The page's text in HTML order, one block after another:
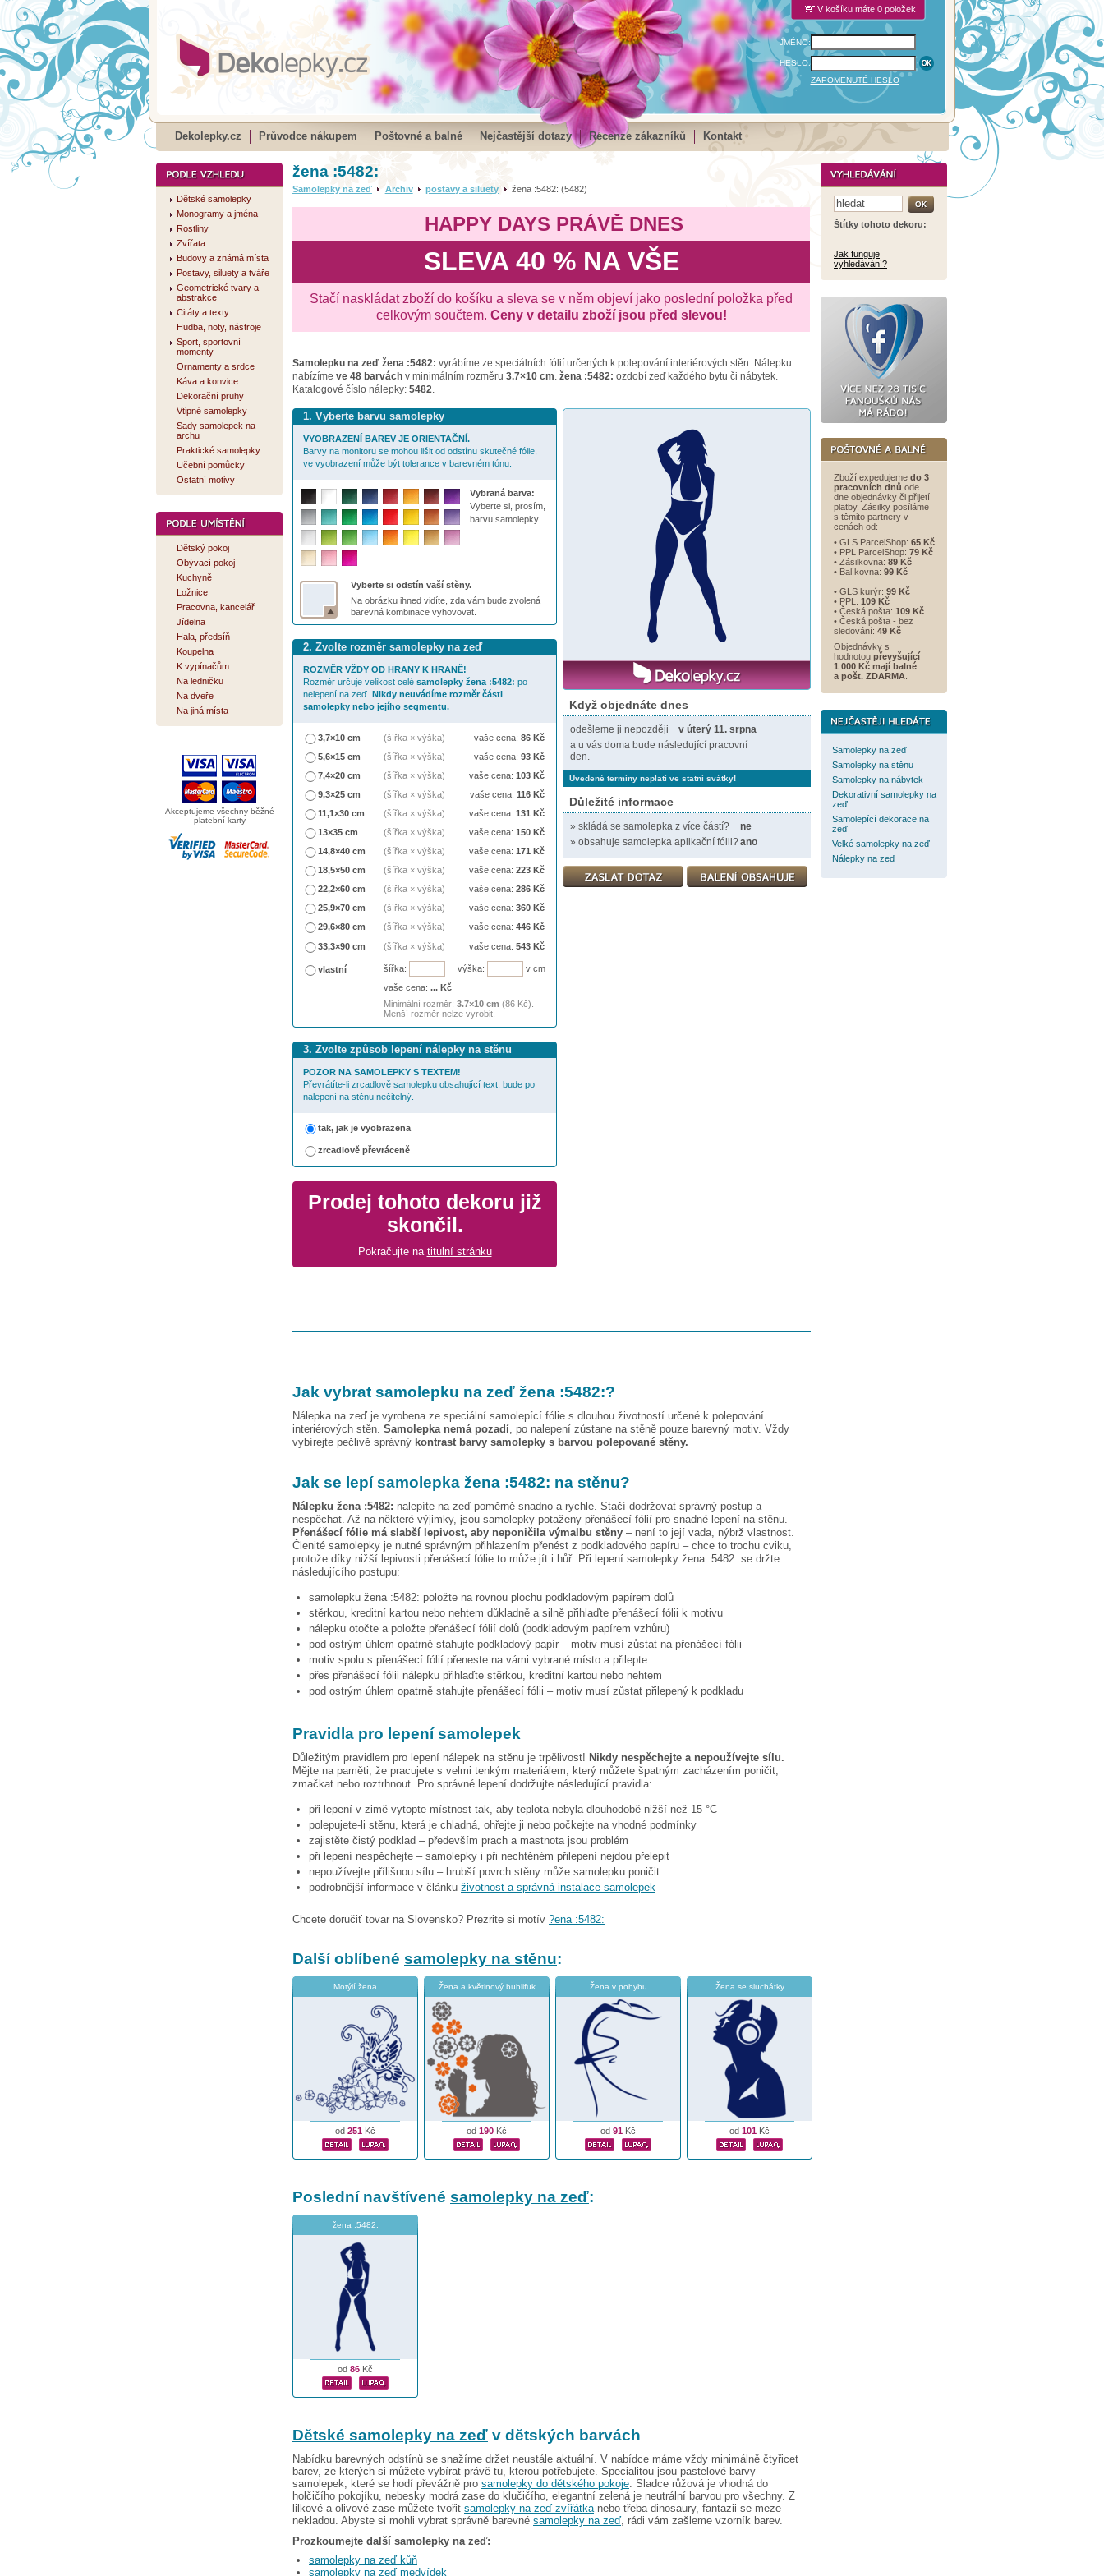
V košíku máte 0 položek
JMÉNO:
HESLO:
ZAPOMENUTÉ HESLO
Dekolepky.cz Průvodce nákupem Poštovné a balné Nejčastější dotazy Recenze zákazníků Kontakt
Dětské samolepky
Monogramy a jména
Rostliny
Zvířata
Budovy a známá místa
Postavy, siluety a tváře
Geometrické tvary a
abstrakce
Citáty a texty
Hudba, noty, nástroje
Sport, sportovní
momenty
Ornamenty a srdce
Káva a konvice
Dekorační pruhy
Vtipné samolepky
Sady samolepek na
archu
Praktické samolepky
Učební pomůcky
Ostatní motivy
Dětský pokoj
Obývací pokoj
Kuchyně
Ložnice
Pracovna, kancelář
Jídelna
Hala, předsíň
Koupelna
K vypínačům
Na ledničku
Na dveře
Na jiná místa
Akceptujeme všechny běžné
platební karty
žena :5482:
Samolepky na zeď Archiv postavy a siluety žena :5482: (5482)
HAPPY DAYS PRÁVĚ DNES
SLEVA 40 % NA VŠE
Stačí naskládat zboží do košíku a sleva se v něm objeví jako poslední položka před
celkovým součtem. Ceny v detailu zboží jsou před slevou!
Samolepku na zeď žena :5482: vyrábíme ze speciálních fólií určených k polepování interiérových stěn. Nálepku
nabízíme ve 48 barvách v minimálním rozměru 3.7×10 cm. žena :5482: ozdobí zeď každého bytu či nábytek.
Katalogové číslo nálepky: 5482.
Když objednáte dnes
odešleme ji nepozději
v úterý 11. srpna
a u vás doma bude následující pracovní
den.
Uvedené termíny neplatí ve statní svátky!
Důležité informace
» skládá se samolepka z více částí?
ne
» obsahuje samolepka aplikační fólii?ano
1. Vyberte barvu samolepky
VYOBRAZENÍ BAREV JE ORIENTAČNÍ.
Barvy na monitoru se mohou lišit od odstínu skutečné fólie,
ve vyobrazení může být tolerance v barevném tónu.
Vybraná barva:
Vyberte si, prosím,
barvu samolepky.
Vyberte si odstín vaší stěny.
Na obrázku ihned vidíte, zda vám bude zvolená
barevná kombinace vyhovovat.
2. Zvolte rozměr samolepky na zeď
ROZMĚR VŽDY OD HRANY K HRANĚ!
Rozměr určuje velikost celé samolepky žena :5482: po
nelepení na zeď. Nikdy neuvádíme rozměr části
samolepky nebo jejího segmentu.
3,7×10 cm (šířka × výška) vaše cena: 86 Kč
5,6×15 cm
(šířka × výška) vaše cena: 93 Kč
7,4×20 cm
(šířka × výška) vaše cena: 103 Kč
9,3×25 cm
(šířka × výška) vaše cena: 116 Kč
11,1×30 cm
(šířka × výška) vaše cena: 131 Kč
13×35 cm
(šířka × výška) vaše cena: 150 Kč
14,8×40 cm
(šířka × výška) vaše cena: 171
Kč
18,5×50 cm
(šířka × výška) vaše cena: 223 Kč
22,2×60 cm
(šířka × výška) vaše cena: 286 Kč
25,9×70 cm
(šířka × výška) vaše cena: 360 Kč
29,6×80 cm
(šířka × výška) vaše cena: 446 Kč
33,3×90 cm
(šířka × výška) vaše cena: 543 Kč
vlastní šířka: výška:
v cm
vaše cena: ... Kč
Minimální rozměr: 3.7×10 cm (86 Kč).
Menší rozměr nelze vyrobit.
3. Zvolte způsob lepení nálepky na stěnu
POZOR NA SAMOLEPKY S TEXTEM!
Převrátíte-li zrcadlově samolepku obsahující text, bude po
nalepení na stěnu nečitelný.
tak, jak je vyobrazena
zrcadlově převráceně
Prodej tohoto dekoru již
skončil.
Pokračujte na titulní stránku
Jak vybrat samolepku na zeď žena :5482:?
Nálepka na zeď je vyrobena ze speciální samolepící fólie s dlouhou životností určené k polepování
interiérových stěn. Samolepka nemá pozadí , po nalepení zůstane na stěně pouze barevný motiv. Vždy
vybírejte pečlivě správný kontrast barvy samolepky s barvou polepované stěny.
Jak se lepí samolepka žena :5482: na stěnu?
Nálepku žena :5482: nalepíte na zeď poměrně snadno a rychle. Stačí dodržovat správný postup a
nespěchat. Až na některé výjimky, jsou samolepky potaženy přenášecí fólií pro snadné lepení na stěnu.
Přenášecí fólie má slabší lepivost, aby neponičila výmalbu stěny – není to její vada, nýbrž vlastnost.
Členité samolepky je nutné správným přihlazením přenést z podkladového papíru – chce to trochu cviku,
protože díky nižší lepivosti přenášecí fólie to může jít i hůř. Při lepení samolepky žena :5482: se držte
následujícího postupu:
samolepku žena :5482: položte na rovnou plochu podkladovým papírem dolů
stěrkou, kreditní kartou nebo nehtem důkladně a silně přihlaďte přenášecí fólii k motivu
nálepku otočte a položte přenášecí fólií dolů (podkladovým papírem vzhůru)
pod ostrým úhlem opatrně stahujte podkladový papír – motiv musí zůstat na přenášecí fólii
motiv spolu s přenášecí fólií přeneste na vámi vybrané místo a přilepte
přes přenášecí fólii nálepku přihlaďte stěrkou, kreditní kartou nebo nehtem
pod ostrým úhlem opatrně stahujte přenášecí fólii – motiv musí zůstat přilepený k podkladu
Pravidla pro lepení samolepek
Důležitým pravidlem pro lepení nálepek na stěnu je trpělivost! Nikdy nespěchejte a nepoužívejte sílu.
Mějte na paměti, že pracujete s velmi tenkým materiálem, který můžete špatným zacházením poničit,
zmačkat nebo roztrhnout. Pro správné lepení dodržujte následující pravidla:
při lepení v zimě vytopte místnost tak, aby teplota nebyla dlouhodobě nižší než 15 °C
polepujete-li stěnu, která je chladná, ohřejte ji nebo počkejte na vhodné podmínky
zajistěte čistý podklad – především prach a mastnota jsou problém
při lepení nespěchejte – samolepky i při nechtěném přilepení nejdou přelepit
nepoužívejte přílišnou sílu – hrubší povrch stěny může samolepku poničit
podrobnější informace v článku životnost a správná instalace samolepek
Chcete doručiť tovar na Slovensko? Prezrite si motív ?ena :5482:
Další oblíbené samolepky na stěnu:
Motýlí žena
od 251 Kč
Žena a květinový bublifuk
od 190 Kč
Žena v pohybu
od 91 Kč
Žena se sluchátky
od 101 Kč
Poslední navštívené samolepky na zeď:
žena :5482:
od 86 Kč
Dětské samolepky na zeď v dětských barvách
Nabídku barevných odstínů se snažíme držet neustále aktuální. V nabídce máme vždy minimálně čtyřicet
barev, ze kterých si můžete vybírat právě tu, kterou potřebujete. Specialitou jsou pastelové barvy
samolepek, které se hodí převážně pro samolepky do dětského pokoje . Sladce růžová je vhodná do
holčičího pokojíku, nebesky modrá zase do klučičího, elegantní zelená je neutrální barvou pro všechny. Z
lilkové a olivové zase můžete tvořit samolepky na zeď zvířátka nebo třeba dinosaury, fantazii se meze
nekladou. Abyste si mohli vybrat správně barevné samolepky na zeď, rádi vám zašleme vzorník barev.
Prozkoumejte další samolepky na zeď:
samolepky na zeď kůň
samolepky na zeď medvídek
Štítky tohoto dekoru:
Jak funguje
vyhledávání?
Zboží expedujeme do 3
pracovních dnů ode
dne objednávky či přijetí
platby. Zásilky posíláme
s těmito partnery v
cenách od:
• GLS ParcelShop: 65 Kč
• PPL ParcelShop: 79 Kč
• Zásilkovna: 89 Kč
• Balíkovna: 99 Kč
• GLS kurýr: 99 Kč
• PPL: 109 Kč
• Česká pošta: 109 Kč
• Česká pošta - bez
sledování: 49 Kč
Objednávky s
hodnotou převyšující
1 000 Kč mají balné
a pošt. ZDARMA
Samolepky na zeď
Samolepky na stěnu
Samolepky na nábytek
Dekorativní samolepky na
zeď
Samolepící dekorace na
zeď
Velké samolepky na zeď
Nálepky na zeď